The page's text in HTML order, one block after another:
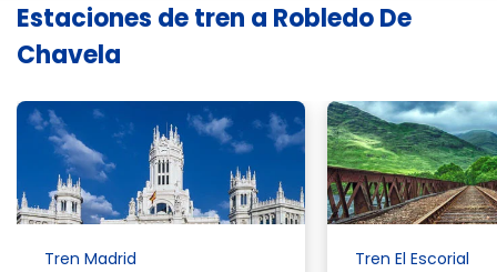
Estaciones de tren a Robledo De
Chavela
Tren Madrid Tren El Escorial